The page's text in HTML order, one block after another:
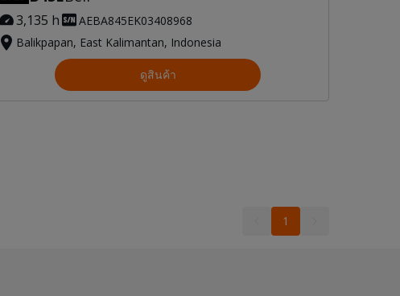
3,135 h
AEBA845EK03408968
Balikpapan, East Kalimantan, Indonesia
ดูสินค้า
11